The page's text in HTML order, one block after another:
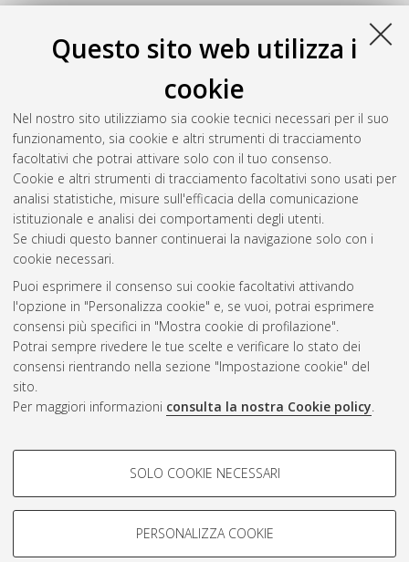
Questo sito web utilizza i
cookie
Nel nostro sito utilizziamo sia cookie tecnici necessari per il suo
funzionamento, sia cookie e altri strumenti di tracciamento
facoltativi che potrai attivare solo con il tuo consenso.
Cookie e altri strumenti di tracciamento facoltativi sono usati per
analisi statistiche, misure sull'efficacia della comunicazione
istituzionale e analisi dei comportamenti degli utenti.
Se chiudi questo banner continuerai la navigazione solo con i
cookie necessari.
Puoi esprimere il consenso sui cookie facoltativi attivando
l'opzione in "Personalizza cookie" e, se vuoi, potrai esprimere
consensi più specifici in "Mostra cookie di profilazione".
Potrai sempre rivedere le tue scelte e verificare lo stato dei
consensi rientrando nella sezione "Impostazione cookie" del
sito.
Per maggiori informazioni consulta la nostra Cookie policy.
COOKIE DI PROFILAZIONE -
Si tratta di cookie utilizzati per analizzare le caratteristiche della
navigazione degli utenti, creare profili in base al loro comportamento
SOLO COOKIE NECESSARI
PERSONALIZZA COOKIE
Gestione del documento:
Atom
Rss 1.0
Rss 2.0
ISSN: 2038-7946
Impostazioni Cookie
Informativa sulla privacy
Condizioni d’uso del sito